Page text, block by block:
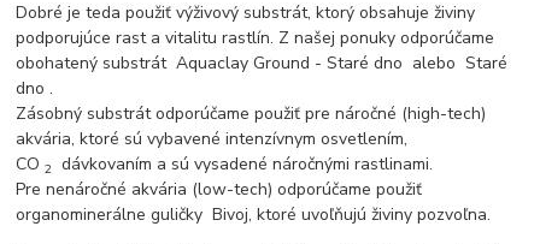
Dobré je teda použiť výživový substrát, ktorý obsahuje živiny
podporujúce rast a vitalitu rastlín. Z našej ponuky odporúčame
obohatený substrát Aquaclay Ground - Staré dno alebo Staré
dno .
Zásobný substrát odporúčame použiť pre náročné (high-tech)
akvária, ktoré sú vybavené intenzívnym osvetlením,
CO2 dávkovaním a sú vysadené náročnými rastlinami.
Pre nenáročné akvária (low-tech) odporúčame použiť
organominerálne guličky Bivoj, ktoré uvoľňujú živiny pozvoľna.